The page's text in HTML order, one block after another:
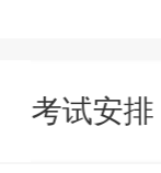
考试安排